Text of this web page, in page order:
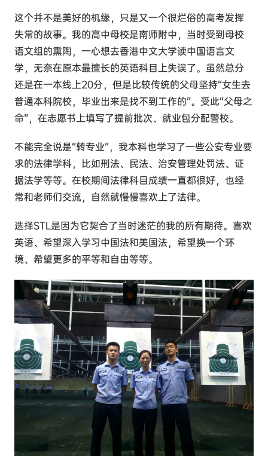
这个并不是美好的机缘，只是又一个很烂俗的高考发挥
失常的故事。我的高中母校是南师附中，当时受到母校
语文组的熏陶，一心想去香港中文大学读中国语言文
学，无奈在原本最擅长的英语科目上失误了。虽然总分
还是在一本线上20分，但是比较传统的父母坚持“女生去
普通本科院校，毕业出来是找不到工作的”。受此“父母之
命”，在志愿书上填写了提前批次、就业包分配警校。
不能完全说是“转专业”，我本科也学习了一些公安专业要
求的法律学科，比如刑法、民法、治安管理处罚法、证
据法学等等。在校期间法律科目成绩一直都很好，也经
常和老师们交流，自然就慢慢喜欢上了法律。
选择STL是因为它契合了当时迷茫的我的所有期待。喜欢
英语、希望深入学习中国法和美国法，希望换一个环
境、希望更多的平等和自由等等。